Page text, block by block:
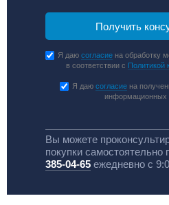
Я даюсогласие на обработку
в соответствии с Политикой
Я даю согласиена
информационных
Вы можете
покупки самостоятельно
385-04-65ежедневно с